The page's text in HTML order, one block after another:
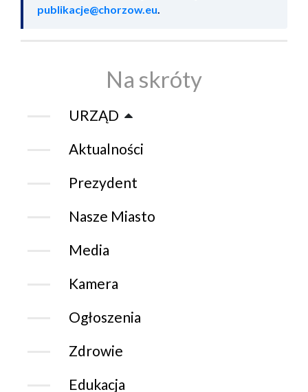
publikacje@chorzow.eu.
Na skróty
URZĄD
Aktualności
Prezydent
Nasze Miasto
Media
Kamera
Ogłoszenia
Zdrowie
Edukacja